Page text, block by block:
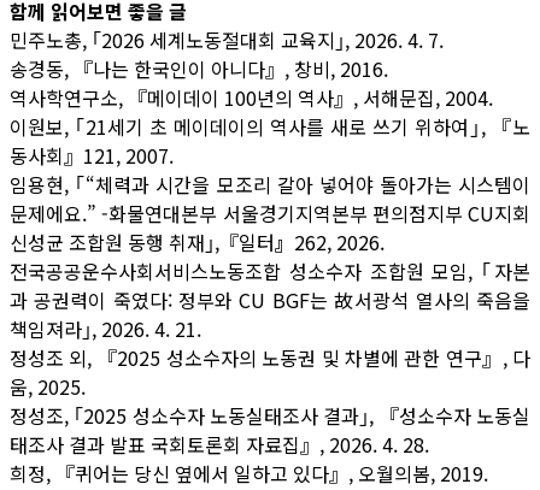
함께 읽어보면 좋을 글
민주노총, ｢2026 세계노동절대회 교육지｣, 2026. 4. 7.
송경동, 『나는 한국인이 아니다』, 창비, 2016.
역사학연구소, 『메이데이 100년의 역사』, 서해문집, 2004.
이원보, ｢21세기 초 메이데이의 역사를 새로 쓰기 위하여｣, 『노
동사회』121, 2007.
임용현, ｢“체력과 시간을 모조리 갈아 넣어야 돌아가는 시스템이
문제에요.” -화물연대본부 서울경기지역본부 편의점지부 CU지회
신성균 조합원 동행 취재｣,『일터』 262, 2026.
전국공공운수사회서비스노동조합 성소수자 조합원 모임, ｢자본
과 공권력이 죽였다: 정부와 CU BGF는 故서광석 열사의 죽음을
책임져라｣, 2026. 4. 21.
정성조 외, 『2025 성소수자의 노동권 및 차별에 관한 연구』, 다
움, 2025.
정성조, ｢2025 성소수자 노동실태조사 결과｣, 『성소수자 노동실
태조사 결과 발표 국회토론회 자료집』, 2026. 4. 28.
희정, 『퀴어는 당신 옆에서 일하고 있다』, 오월의봄, 2019.